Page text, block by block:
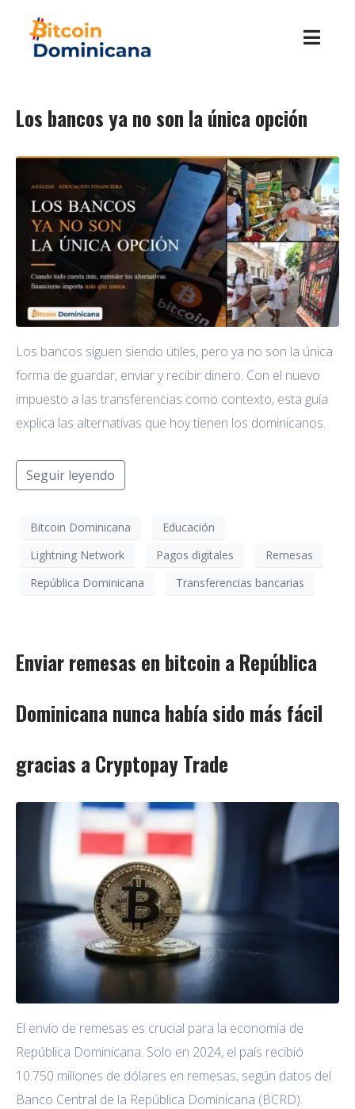
Los bancos ya no son la única opción
Los bancos siguen siendo útiles, pero ya no son la única
forma de guardar, enviar y recibir dinero. Con el nuevo
impuesto a las transferencias como contexto, esta guía
explica las alternativas que hoy tienen los dominicanos.
Seguir leyendo
Bitcoin Dominicana
Educación
Lightning Network
Pagos digitales
Remesas
República Dominicana
Transferencias bancarias
Enviar remesas en bitcoin a República
Dominicana nunca había sido más fácil
gracias a Cryptopay Trade
El envío de remesas es crucial para la economía de
República Dominicana. Solo en 2024, el país recibió
10.750 millones de dólares en remesas, según datos del
Banco Central de la República Dominicana (BCRD).